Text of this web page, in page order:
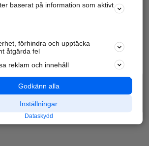
baserat på information som aktivt
förhindra och upptäcka
åtgärda fel
reklam och innehåll
Godkänn alla
Inställningar
Dataskydd